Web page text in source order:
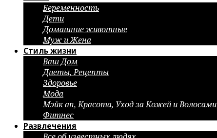
Беременность
Дети
Домашние животные
Муж и Жена
Стиль жизни
Ваш Дом
Диеты, Рецепты
Здоровье
Мода
Мэйк ап, Красота, Уход за Кожей и Волосами
Фитнес
Развлечения